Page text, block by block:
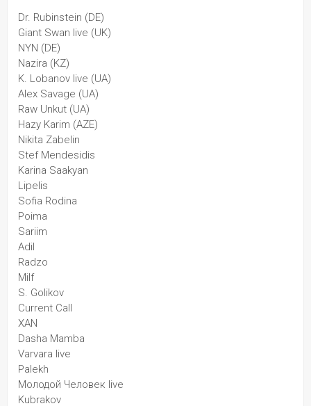
Dr. Rubinstein (DE)
Giant Swan live (UK)
NYN (DE)
Nazira (KZ)
K. Lobanov live (UA)
Alex Savage (UA)
Raw Unkut (UA)
Hazy Karim (AZE)
Nikita Zabelin
Stef Mendesidis
Karina Saakyan
Lipelis
Sofia Rodina
Poima
Sariim
Adil
Radzo
Milf
S. Golikov
Current Call
XAN
Dasha Mamba
Varvara live
Palekh
Молодой Человек live
Kubrakov